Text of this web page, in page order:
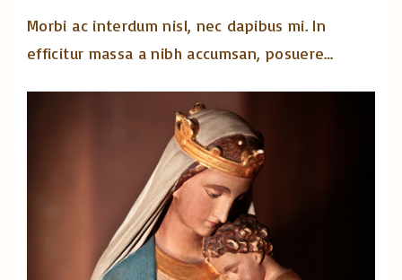
Morbi ac interdum nisl, nec dapibus mi. In
efficitur massa a nibh accumsan, posuere…